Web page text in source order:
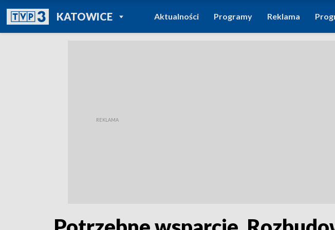
KATOWICEPOWRÓT DO
TVP REGIONY
Aktualności Programy Reklama